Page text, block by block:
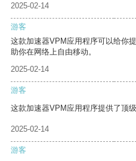
2025-02-14
游客
这款加速器VPM应用程序可以给你
助你在网络上自由移动。
2025-02-14
游客
这款加速器VPM应用程序提供了顶
2025-02-14
游客